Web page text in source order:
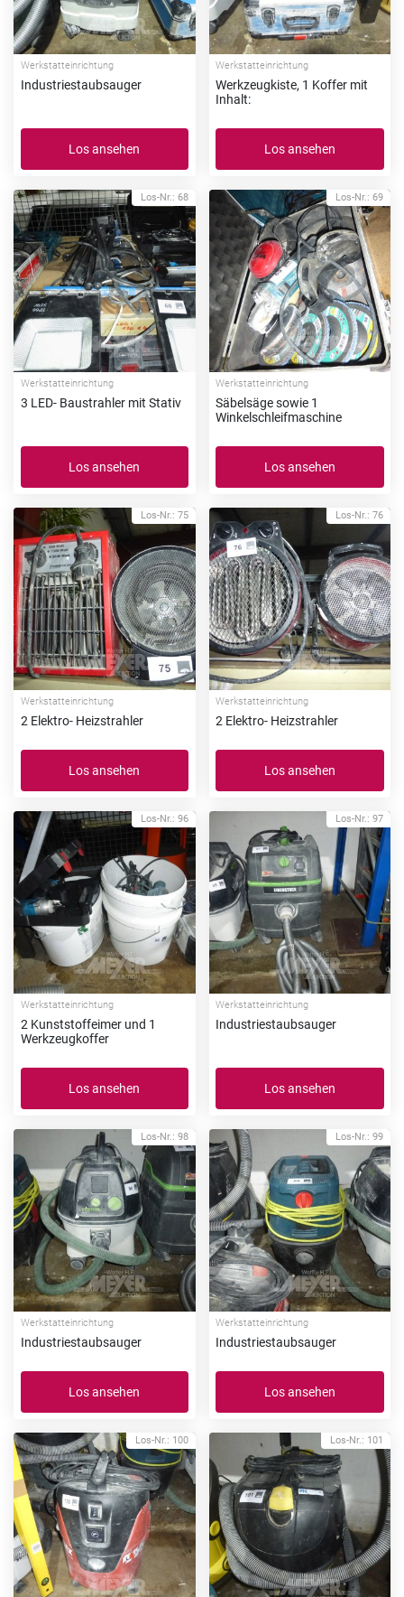
Werkstatteinrichtung
Industriestaubsauger
Los ansehen
Werkstatteinrichtung
Werkzeugkiste, 1 Koffer mit
Inhalt:
Los ansehen
Los-Nr.: 68
Werkstatteinrichtung
3 LED- Baustrahler mit Stativ
Los ansehen
Los-Nr.: 69
Werkstatteinrichtung
Säbelsäge sowie 1
Winkelschleifmaschine
Los ansehen
Los-Nr.: 75
Werkstatteinrichtung
2 Elektro- Heizstrahler
Los ansehen
Los-Nr.: 76
Werkstatteinrichtung
2 Elektro- Heizstrahler
Los ansehen
Los-Nr.: 96
Werkstatteinrichtung
2 Kunststoffeimer und 1
Werkzeugkoffer
Los ansehen
Los-Nr.: 97
Werkstatteinrichtung
Industriestaubsauger
Los ansehen
Los-Nr.: 98
Werkstatteinrichtung
Industriestaubsauger
Los ansehen
Los-Nr.: 99
Werkstatteinrichtung
Industriestaubsauger
Los ansehen
Los-Nr.: 100 Los-Nr.: 101